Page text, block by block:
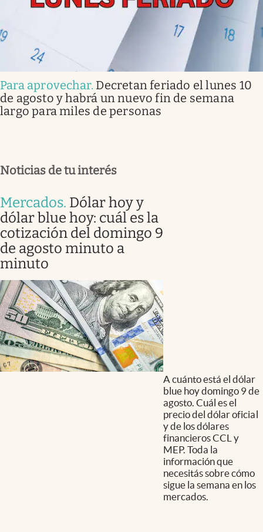
Para aprovechar. Decretan feriado el lunes 10
de agosto y habrá un nuevo fin de semana
largo para miles de personas
Noticias de tu interés
Mercados. Dólar hoy y
dólar blue hoy: cuál es la
cotización del domingo 9
de agosto minuto a
minuto
A cuánto está el dólar
blue hoy domingo 9 de
agosto. Cuál es el
precio del dólar oficial
y de los dólares
financieros CCL y
MEP. Toda la
información que
necesitás sobre cómo
sigue la semana en los
mercados.